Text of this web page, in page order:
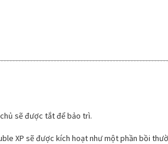
chủ sẽ được tắt để bảo trì.
XP sẽ được kích hoạt như một phần bồi